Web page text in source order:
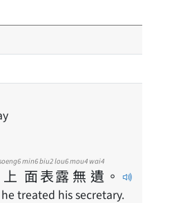
上
soeng6
面
min6
表
biu2
露
lou6
無
mou4
遺
wai4
。
treated his secretary.